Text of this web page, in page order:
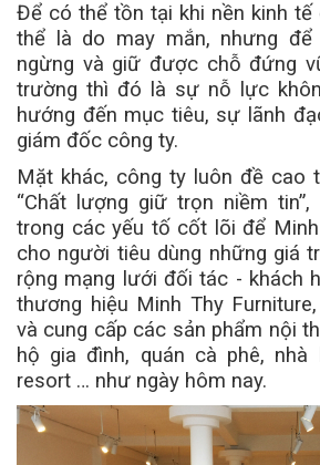
Để có thể tồn tại khi nền kinh tế
thể là do may mắn, nhưng để
ngừng và giữ được chỗ đứng
trường thì đó là sự nỗ lực
hướng đến mục tiêu, sự lãnh
giám đốc công ty.
Mặt khác, công ty luôn đề cao
“Chất lượng giữ trọn niềm
trong các yếu tố cốt lõi để
cho người tiêu dùng những giá
rộng mạng lưới đối tác - khách
thương hiệu Minh Thy
và cung cấp các sản phẩm nội
hộ gia đình, quán cà phê, nhà
resort … như ngày hôm nay.